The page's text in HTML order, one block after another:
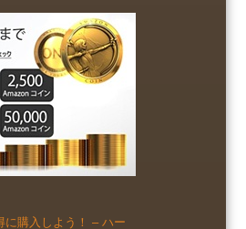
に購入しよう！ – ハー